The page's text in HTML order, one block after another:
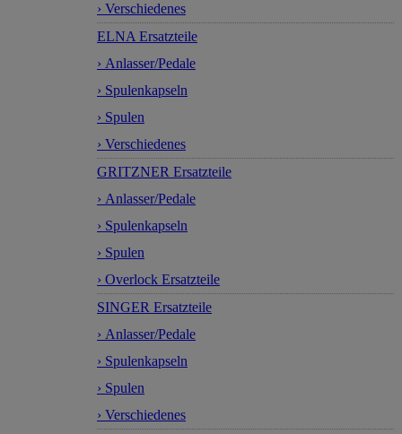
› Verschiedenes
ELNA Ersatzteile
› Anlasser/Pedale
› Spulenkapseln
› Spulen
› Verschiedenes
GRITZNER Ersatzteile
› Anlasser/Pedale
› Spulenkapseln
› Spulen
› Overlock Ersatzteile
SINGER Ersatzteile
› Anlasser/Pedale
› Spulenkapseln
› Spulen
› Verschiedenes